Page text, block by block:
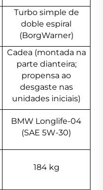
Turbo simple de
doble espiral
(BorgWarner)
Cadea (montada na
parte dianteira;
propensa ao
desgaste nas
unidades iniciais)
BMW Longlife-04
(SAE 5W-30)
184 kg